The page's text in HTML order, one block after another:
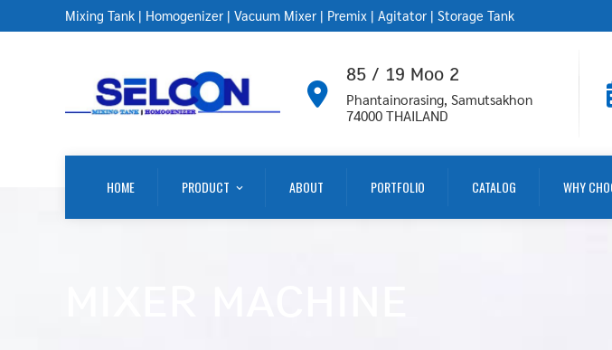
Mixing Tank | Homogenizer | Vacuum Mixer | Premix | Agitator | Storage Tank
85 / 19 Moo 2
Phantainorasing, Samutsakhon
74000 THAILAND
HOME PRODUCT ABOUT PORTFOLIO CATALOG WHY